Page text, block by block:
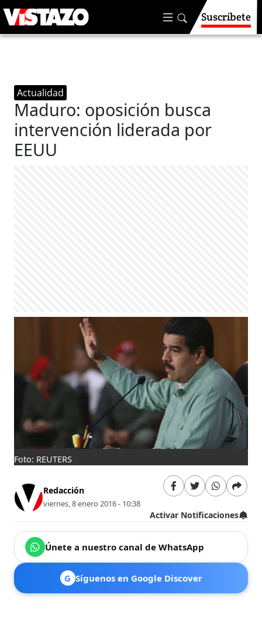
Suscríbete
Actualidad
Maduro: oposición busca
intervención liderada por
EEUU
Foto: REUTERS
Redacción
viernes, 8 enero 2016 - 10:38
Activar Notificaciones
Únete a nuestro canal de WhatsApp
G Síguenos en Google Discover